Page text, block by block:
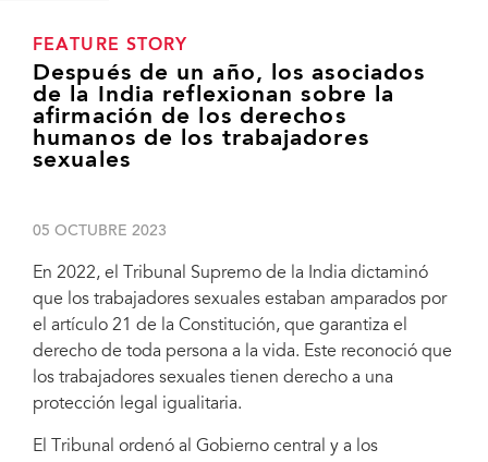
Indian partners reflect on a year after sex workers’ human rights affirmed - To
commemorate this landmark judgment, the All-India Network of Sex Workers
(AINSW) conducted a three-day National Consultation
FEATURE STORY
Después de un año, los asociados
de la India reflexionan sobre la
afirmación de los derechos
humanos de los trabajadores
sexuales
05 OCTUBRE 2023
En 2022, el Tribunal Supremo de la India dictaminó
que los trabajadores sexuales estaban amparados por
el artículo 21 de la Constitución, que garantiza el
derecho de toda persona a la vida. Este reconoció que
los trabajadores sexuales tienen derecho a una
protección legal igualitaria.
El Tribunal ordenó al Gobierno central y a los